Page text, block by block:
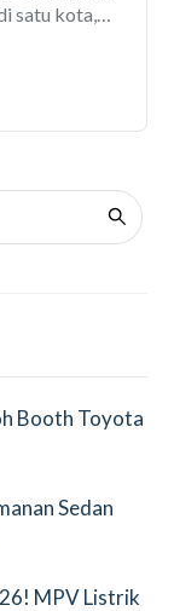
satu kota,
Booth Toyota
Sedan
MPV Listrik